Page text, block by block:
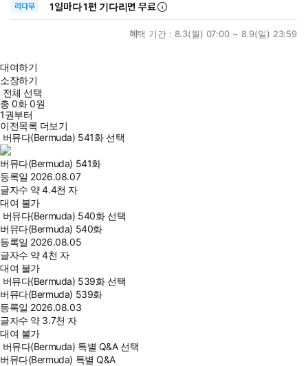
리다무 1일마다1편 기다리면 무료
혜택 기간 : 8.3(월) 07:00 ~ 8.9(일) 23:59
대여하기
소장하기
전체 선택
총0화0원
1권부터
이전목록 더보기
버뮤다(Bermuda) 541화 선택
버뮤다(Bermuda) 541화
등록일 2026.08.07
글자수 약 4.4천 자
대여 불가
버뮤다(Bermuda) 540화 선택
버뮤다(Bermuda) 540화
등록일 2026.08.05
글자수 약 4천 자
대여 불가
버뮤다(Bermuda) 539화 선택
버뮤다(Bermuda) 539화
등록일 2026.08.03
글자수 약 3.7천 자
대여 불가
버뮤다(Bermuda) 특별 Q&A 선택
버뮤다(Bermuda) 특별 Q&A